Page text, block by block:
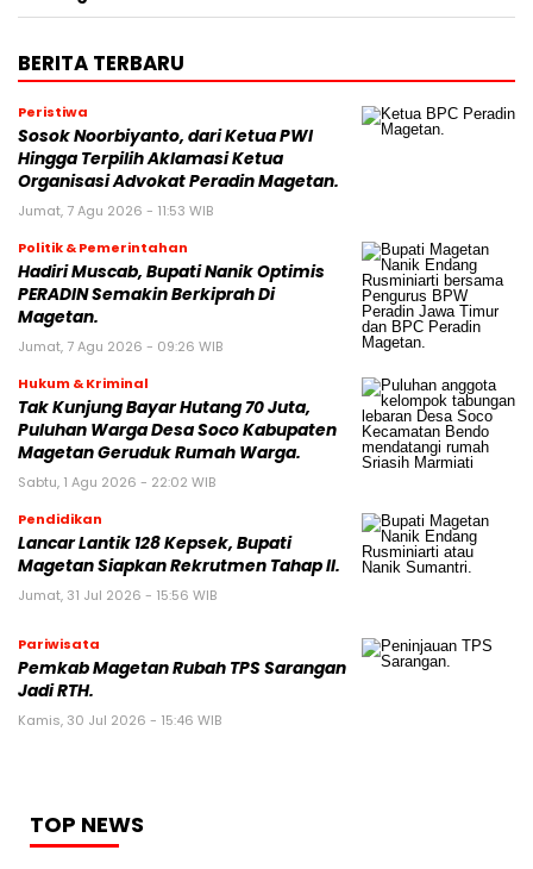
BERITA TERBARU
Peristiwa
Sosok Noorbiyanto, dari Ketua PWI
Hingga Terpilih Aklamasi Ketua
Organisasi Advokat Peradin Magetan.
Jumat, 7 Agu 2026 - 11:53 WIB
Politik & Pemerintahan
Hadiri Muscab, Bupati Nanik Optimis
PERADIN Semakin Berkiprah Di
Magetan.
Jumat, 7 Agu 2026 - 09:26 WIB
Hukum & Kriminal
Tak Kunjung Bayar Hutang 70 Juta,
Puluhan Warga Desa Soco Kabupaten
Magetan Geruduk Rumah Warga.
Sabtu, 1 Agu 2026 - 22:02 WIB
Pendidikan
Lancar Lantik 128 Kepsek, Bupati
Magetan Siapkan Rekrutmen Tahap II.
Jumat, 31 Jul 2026 - 15:56 WIB
Pariwisata
Pemkab Magetan Rubah TPS Sarangan
Jadi RTH.
Kamis, 30 Jul 2026 - 15:46 WIB
TOP NEWS